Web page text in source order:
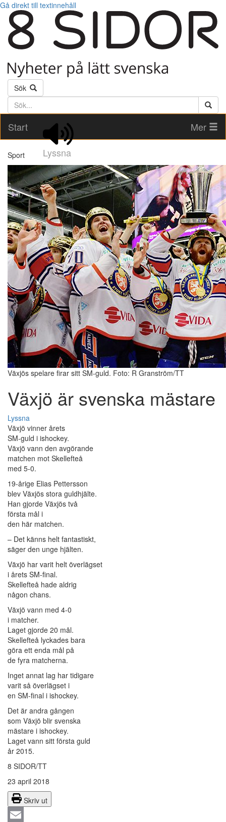
Gå direkt till textinnehåll
Sök
Söktext
Start
Lyssna
Mer
Sport
Växjös spelare firar sitt SM-guld. Foto: R Granström/TT
Växjö är svenska mästare
Lyssna
Växjö vinner årets
SM-guld i ishockey.
Växjö vann den avgörande
matchen mot Skellefteå
med 5-0.
19-årige Elias Pettersson
blev Växjös stora guldhjälte.
Han gjorde Växjös två
första mål i
den här matchen.
– Det känns helt fantastiskt,
säger den unge hjälten.
Växjö har varit helt överlägset
i årets SM-final.
Skellefteå hade aldrig
någon chans.
Växjö vann med 4-0
i matcher.
Laget gjorde 20 mål.
Skellefteå lyckades bara
göra ett enda mål på
de fyra matcherna.
Inget annat lag har tidigare
varit så överlägset i
en SM-final i ishockey.
Det är andra gången
som Växjö blir svenska
mästare i ishockey.
Laget vann sitt första guld
år 2015.
8 SIDOR/TT
23 april 2018
Skriv ut